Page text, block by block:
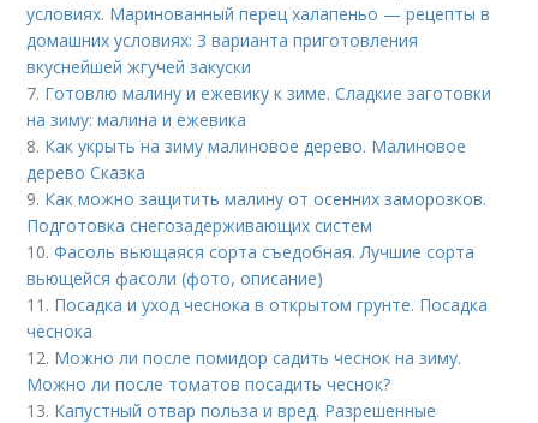
условиях. Маринованный перец халапеньо — рецепты в
домашних условиях: 3 варианта приготовления
вкуснейшей жгучей закуски
7. Готовлю малину и ежевику к зиме. Сладкие заготовки
на зиму: малина и ежевика
8. Как укрыть на зиму малиновое дерево. Малиновое
дерево Сказка
9. Как можно защитить малину от осенних заморозков.
Подготовка снегозадерживающих систем
10.Фасоль вьющаяся сорта съедобная. Лучшие сорта
вьющейся фасоли (фото, описание)
11. Посадка и уход чеснока в открытом грунте. Посадка
чеснока
12. Можно ли после помидор садить чеснок на зиму.
Можно ли после томатов посадить чеснок?
13. Капустный отвар польза и вред. Разрешенные